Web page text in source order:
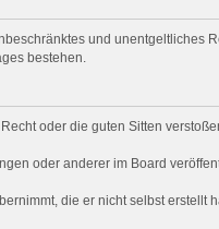
und unentgeltliches
bestehen.
oder die guten Sitten
oder anderer im Board
die er nicht selbst